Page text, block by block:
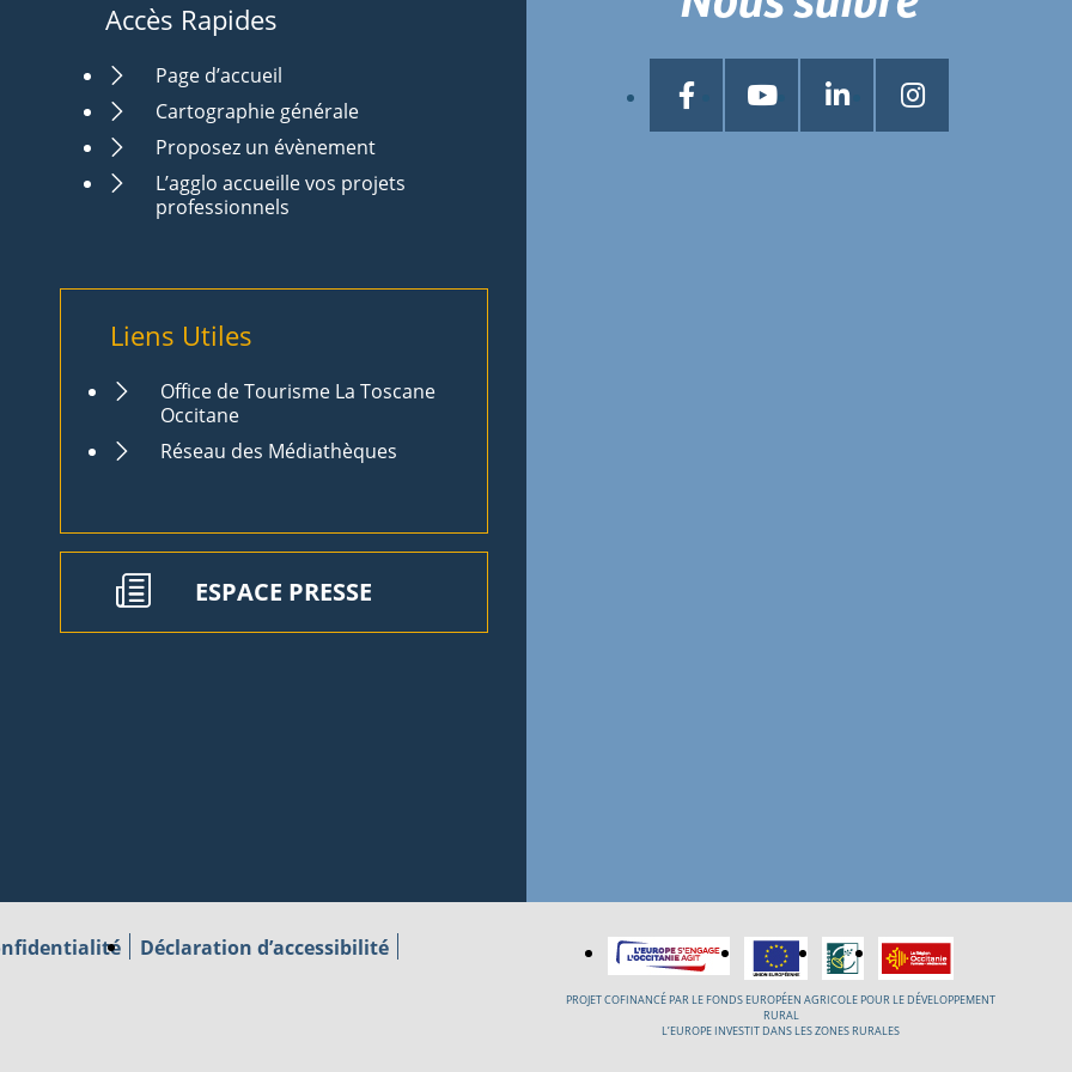
Accès Rapides
Page d’accueil
Cartographie générale
Proposez un évènement
L’agglo accueille vos projets
professionnels
Liens Utiles
Office de Tourisme La Toscane
Occitane
Réseau des Médiathèques
ESPACE PRESSE
Déclaration d’accessibilité
PROJET COFINANCÉ PAR LE FONDS EUROPÉEN AGRICOLE POUR LE DÉVELOPPEMENT
RURAL
L’EUROPE INVESTIT DANS LES ZONES RURALES